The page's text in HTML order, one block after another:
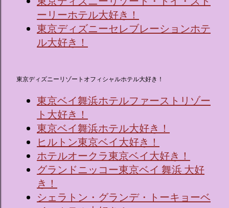
ーリーホテル大好き！
東京ディズニーセレブレーションホテ
ル大好き！
東京ディズニーリゾートオフィシャルホテル大好き！
東京ベイ舞浜ホテルファーストリゾー
ト大好き！
東京ベイ舞浜ホテル大好き！
ヒルトン東京ベイ大好き！
ホテルオークラ東京ベイ大好き！
グランドニッコー東京ベイ 舞浜 大好
き！
シェラトン・グランデ・トーキョーベ